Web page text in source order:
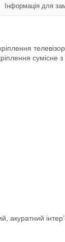
Інформація для
сумісне
акуратний